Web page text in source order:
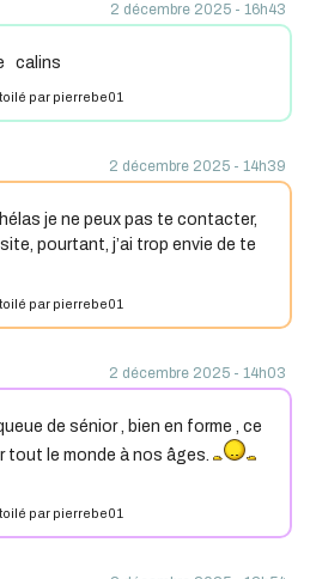
2 décembre 2025 - 16h43
calins
par pierrebe01
2 décembre 2025 - 14h39
je ne peux pas te contacter,
pourtant, j’ai trop envie de te
par pierrebe01
2 décembre 2025 - 14h03
de sénior , bien en forme , ce
tout le monde à nos âges.
par pierrebe01